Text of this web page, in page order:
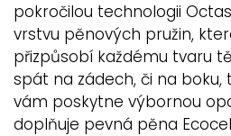
pokročilou technologii
vrstvu pěnových pružin,
přizpůsobí každému tvaru
spát na zádech, či na
vám poskytne výbornou
doplňuje pevná pěna